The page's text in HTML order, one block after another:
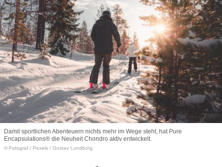
Damit sportlichen Abenteuern nichts mehr im Wege steht, hat Pure
Encapsulations® die Neuheit Chondro aktiv entwickelt.
© Fotograf / Pexels / Gustav Lundborg